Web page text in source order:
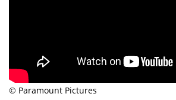
© Paramount Pictures